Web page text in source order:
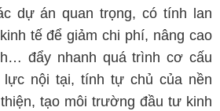
dự án quan trọng, có tính lan
tế để giảm chi phí, nâng cao
đẩy nhanh quá trình cơ cấu
lực nội tại, tính tự chủ của nền
tạo môi trường đầu tư kinh